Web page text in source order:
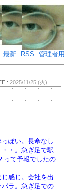
･･♪)÷2
最新 RSS 管理者用
: 2025/11/25 (火)
ぽい。長傘なし
・。急ぎ足で駅
って予報でしたの
感じ。会社を出
ラ。急ぎ足での